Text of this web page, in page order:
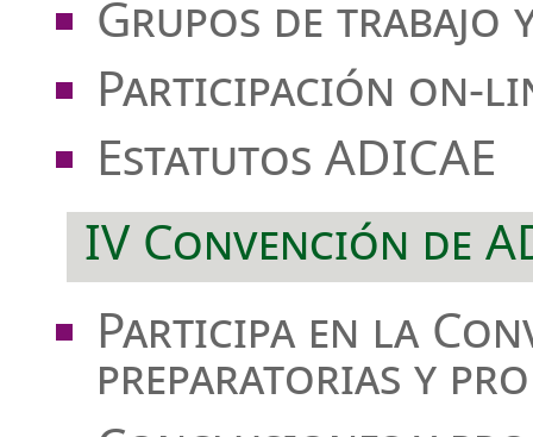
Grupos de trabajo
Participación on-
Estatutos ADICAE
IV Convención de
Participa en la
preparatorias y